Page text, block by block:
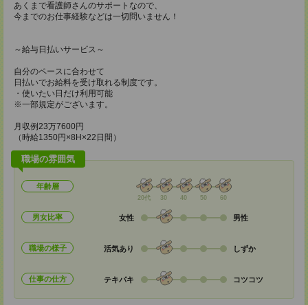
あくまで看護師さんのサポートなので、
今までのお仕事経験などは一切問いません！
～給与日払いサービス～
自分のペースに合わせて
日払いでお給料を受け取れる制度です。
・使いたい日だけ利用可能
※一部規定がございます。
月収例23万7600円
（時給1350円×8H×22日間）
職場の雰囲気
年齢層
20代 30 40 50 60
男女比率 女性 男性
職場の様子 活気あり しずか
仕事の仕方 テキパキ コツコツ